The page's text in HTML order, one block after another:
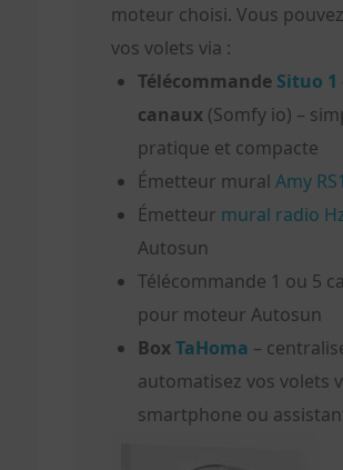
moteur choisi. Vous
vos volets via :
Télécommande Situo 1
canaux (Somfy io) –
pratique et compacte
Émetteur muralAmy
Émetteur mural radio
Autosun
Télécommande 1 ou 5
pour moteur Autosun
BoxTaHoma –
automatisez vos volets
smartphone ou